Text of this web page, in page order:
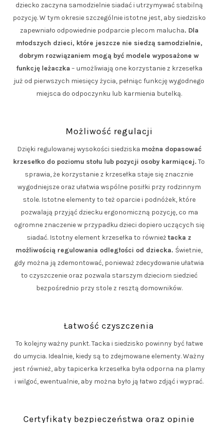
dziecko zaczyna samodzielnie siadać i utrzymywać stabilną
pozycję. W tym okresie szczególnie istotne jest, aby siedzisko
zapewniało odpowiednie podparcie plecom malucha. Dla
młodszych dzieci, które jeszcze nie siedzą samodzielnie,
dobrym rozwiązaniem mogą być modele wyposażone w
funkcję leżaczka – umożliwiają one korzystanie z krzesełka
już od pierwszych miesięcy życia, pełniąc funkcję wygodnego
miejsca do odpoczynku lub karmienia butelką.
Możliwość regulacji
Dzięki regulowanej wysokości siedziska można dopasować
krzesełko do poziomu stołu lub pozycji osoby karmiącej. To
sprawia, że korzystanie z krzesełka staje się znacznie
wygodniejsze oraz ułatwia wspólne posiłki przy rodzinnym
stole. Istotne elementy to też oparcie i podnóżek, które
pozwalają przyjąć dziecku ergonomiczną pozycję, co ma
ogromne znaczenie w przypadku dzieci dopiero uczących się
siadać. Istotny element krzesełka to również tacka z
możliwością regulowania odległości od dziecka. Świetnie,
gdy można ją zdemontować, ponieważ zdecydowanie ułatwia
to czyszczenie oraz pozwala starszym dzieciom siedzieć
bezpośrednio przy stole z resztą domowników.
Łatwość czyszczenia
To kolejny ważny punkt. Tacka i siedzisko powinny być łatwe
do umycia. Idealnie, kiedy są to zdejmowane elementy. Ważny
jest również, aby tapicerka krzesełka była odporna na plamy
i wilgoć, ewentualnie, aby można było ją łatwo zdjąć i wyprać.
Certyfikaty bezpieczeństwa oraz opinie